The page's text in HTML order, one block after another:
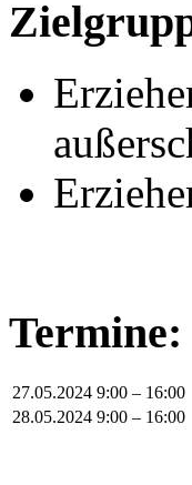
Termine:
27.05.2024 9:00 – 16:00
28.05.2024 9:00 – 16:00